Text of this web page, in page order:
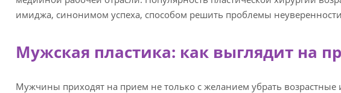
имиджа, синонимом успеха, способом решить проблемы
Мужская пластика: как выглядит на
Мужчины приходят на прием не только с желанием убрать